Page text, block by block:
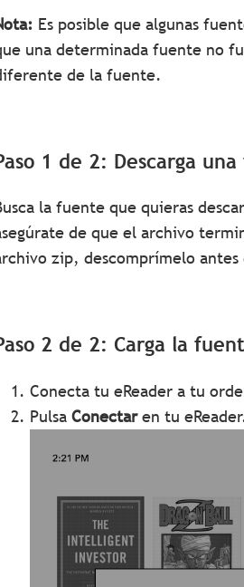
Es posible que algunas
una determinada fuente no
de la fuente.
1 de 2: Descarga
la fuente que quieras
de que el archivo
zip, descomprímelo
2 de 2: Carga la
Conecta tu eReader a tu
Pulsa Conectaren tu